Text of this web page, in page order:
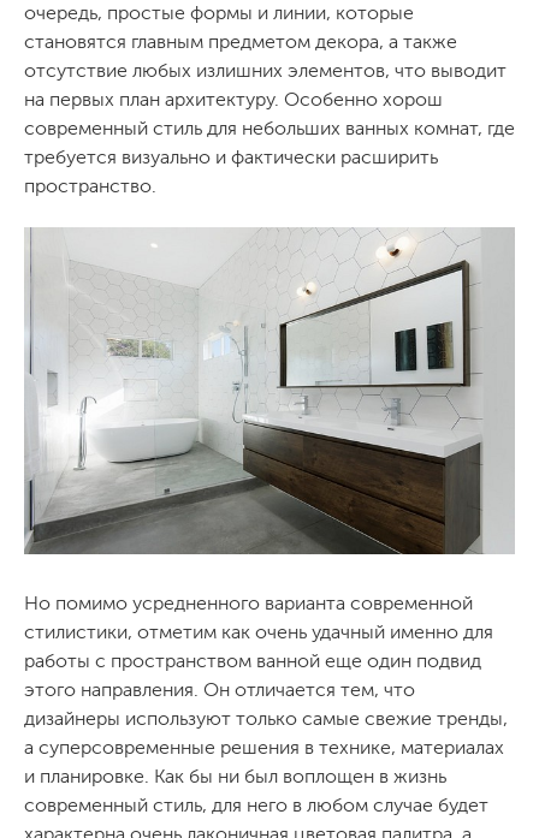
очередь, простые формы и линии, которые
становятся главным предметом декора, а также
отсутствие любых излишних элементов, что выводит
на первых план архитектуру. Особенно хорош
современный стиль для небольших ванных комнат, где
требуется визуально и фактически расширить
пространство.
Но помимо усредненного варианта современной
стилистики, отметим как очень удачный именно для
работы с пространством ванной еще один подвид
этого направления. Он отличается тем, что
дизайнеры используют только самые свежие тренды,
а суперсовременные решения в технике, материалах
и планировке. Как бы ни был воплощен в жизнь
современный стиль, для него в любом случае будет
характерна очень лаконичная цветовая палитра, а